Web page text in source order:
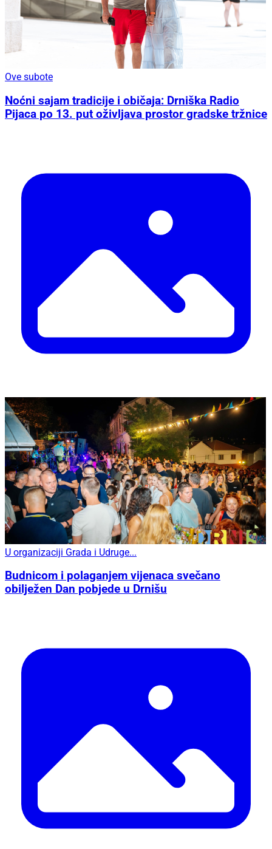
Ove subote
Noćni sajam tradicije i običaja: Drniška Radio
Pijaca po 13. put oživljava prostor gradske tržnice
U organizaciji Grada i Udruge...
Budnicom i polaganjem vijenaca svečano
obilježen Dan pobjede u Drnišu